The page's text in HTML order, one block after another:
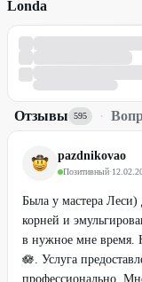
+7 (951) 777-59-14
услуги)
Обязательно
промокода.
Промокод не
КОНСУЛЬТАЦИИ
ОКАЗЫВАЕМЫМ
Londa
Отзывы 595 ·
pazdnikovao
Позитивный·
Была у мастера
корней и
в нужное мне время.
🪷. Услуга
профессионально.